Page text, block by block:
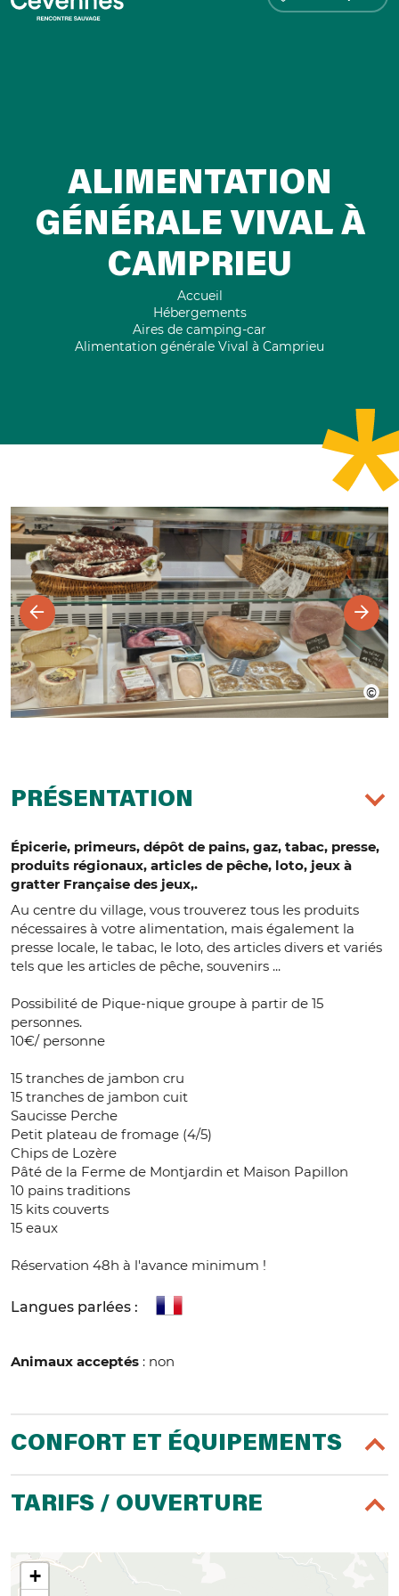
ALIMENTATION
GÉNÉRALE VIVAL À
CAMPRIEU
Accueil
Hébergements
Aires de camping-car
Alimentation générale Vival à Camprieu
PRÉSENTATION
Épicerie, primeurs, dépôt de pains, gaz, tabac, presse,
produits régionaux, articles de pêche, loto, jeux à
gratter Française des jeux,.
Au centre du village, vous trouverez tous les produits
nécessaires à votre alimentation, mais également la
presse locale, le tabac, le loto, des articles divers et variés
tels que les articles de pêche, souvenirs ...
Possibilité de Pique-nique groupe à partir de 15
personnes.
10€/ personne
15 tranches de jambon cru
15 tranches de jambon cuit
Saucisse Perche
Petit plateau de fromage (4/5)
Chips de Lozère
Pâté de la Ferme de Montjardin et Maison Papillon
10 pains traditions
15 kits couverts
15 eaux
Réservation 48h à l'avance minimum !
Langues parlées :
Animaux acceptés : non
CONFORT ET ÉQUIPEMENTS
TARIFS / OUVERTURE
+